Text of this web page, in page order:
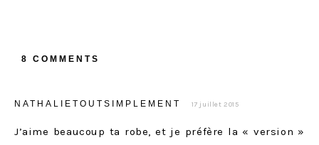
8 COMMENTS
NATHALIETOUTSIMPLEMENT 17 juillet 2015
J’aime beaucoup ta robe, et je préfère la « version »